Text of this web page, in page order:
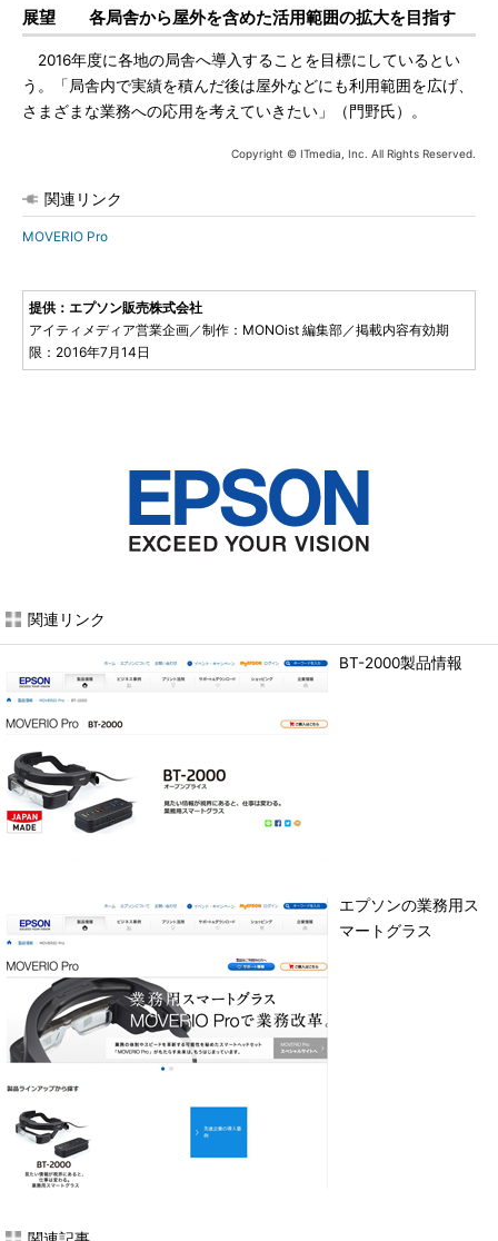
展望 各局舎から屋外を含めた活用範囲の拡大を目指す
2016年度に各地の局舎へ導入することを目標にしているとい
う。「局舎内で実績を積んだ後は屋外などにも利用範囲を広げ、
さまざまな業務への応用を考えていきたい」（門野氏）。
Copyright © ITmedia, Inc. All Rights Reserved.
関連リンク
MOVERIO Pro
提供：エプソン販売株式会社
アイティメディア営業企画／制作：MONOist 編集部／掲載内容有効期
限：2016年7月14日
関連リンク
BT-2000製品情報
エプソンの業務用ス
マートグラス